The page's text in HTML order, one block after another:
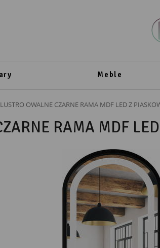
Meble
LUSTRO OWALNE CZARNE RAMA MDF LED Z
RAMA MDF